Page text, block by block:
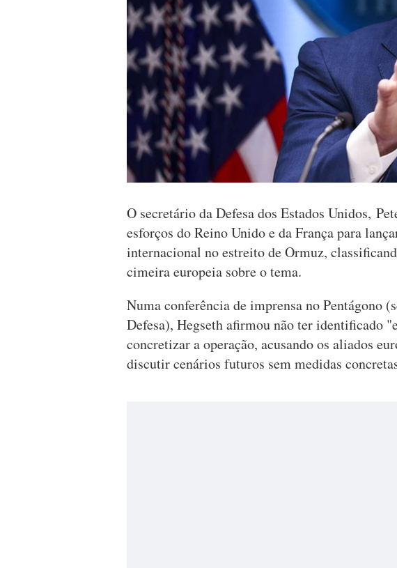
O secretário da Defesa dos Estados Unidos,
esforços do Reino Unido e da França para
internacional no estreito de Ormuz,
cimeira europeia sobre o tema.
Numa conferência de imprensa no Pentágono
Defesa), Hegseth afirmou não ter identificado
concretizar a operação, acusando os aliados
discutir cenários futuros sem medidas